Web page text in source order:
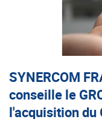
SYNERCOM
conseille le
l'acquisition du